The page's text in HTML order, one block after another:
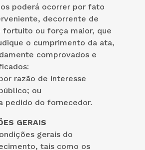
poderá ocorrer por fato
decorrente de
fortuito ou força maior, que
o cumprimento da ata,
comprovados e
razão de interesse
ou
pedido do fornecedor.
GERAIS
gerais do
tais como os